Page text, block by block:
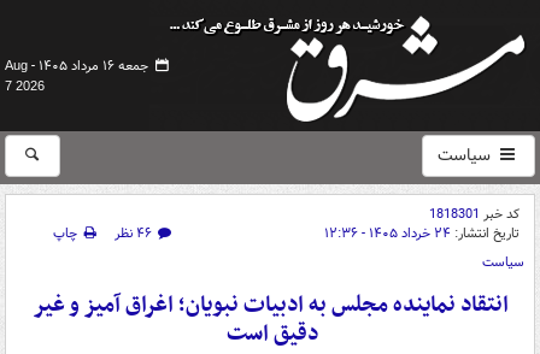
جمعه ۱۶ مرداد ۱۴۰۵ -
Aug
7 2026
سیاست
کد خبر 1818301
تاریخ انتشار: ۲۴ خرداد ۱۴۰۵ - ۱۲:۳۶ ۴۶ نظر
چاپ
سیاست
انتقاد نماینده مجلس به ادبیات نبویان؛ اغراق آمیز و غیر
دقیق است ‏